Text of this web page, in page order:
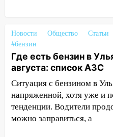
пострадал 14-
12:00
августа: список АЗС
11:50 Заснул
случайно задушил
приговор
11:38
В Ленинском
полностью
Новости Общество
Статьи
#бензин
Где есть бензин в
августа: список АЗС
Ситуация с бензином в
напряженной, хотя уже и
тенденции. Водители
можно заправиться, а